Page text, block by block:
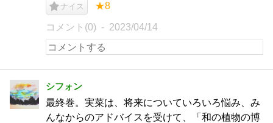
ナイス ★8
コメント(0) 2023/04/14
シフォン
最終巻。実菜は、将来についていろいろ悩み、み
んなからのアドバイスを受けて、「和の植物の博